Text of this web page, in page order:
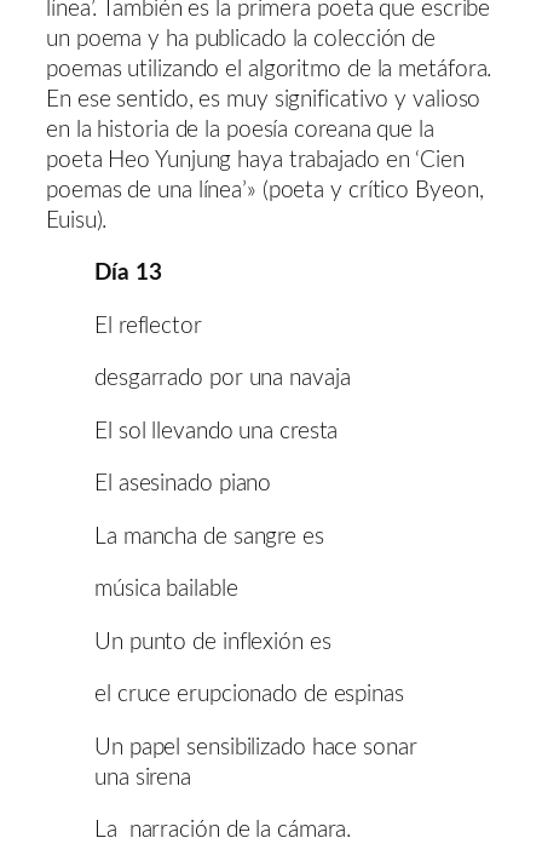
línea’. También es la primera poeta que escribe
un poema y ha publicado la colección de
poemas utilizando el algoritmo de la metáfora.
En ese sentido, es muy significativo y valioso
en la historia de la poesía coreana que la
poeta Heo Yunjung haya trabajado en ‘Cien
poemas de una línea’» (poeta y crítico Byeon,
Euisu).
Día 13
El reflector
desgarrado por una navaja
El sol llevando una cresta
El asesinado piano
La mancha de sangre es
música bailable
Un punto de inflexión es
el cruce erupcionado de espinas
Un papel sensibilizado hace sonar
una sirena
La narración de la cámara.